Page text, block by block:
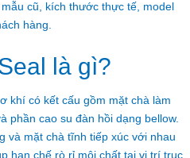
cũ, kích thước thực tế, model
hàng.
là gì?
khí có kết cấu gồm mặt chà làm
phần cao su đàn hồi dạng bellow.
và mặt chà tĩnh tiếp xúc với nhau
hạn chế rò rỉ môi chất tại vị trí trục